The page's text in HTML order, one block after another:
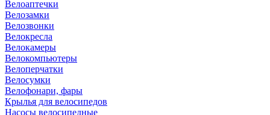
Велоаптечки
Велозамки
Велозвонки
Велокресла
Велокамеры
Велокомпьютеры
Велоперчатки
Велосумки
Велофонари, фары
Крылья для велосипедов
Насосы велосипедные